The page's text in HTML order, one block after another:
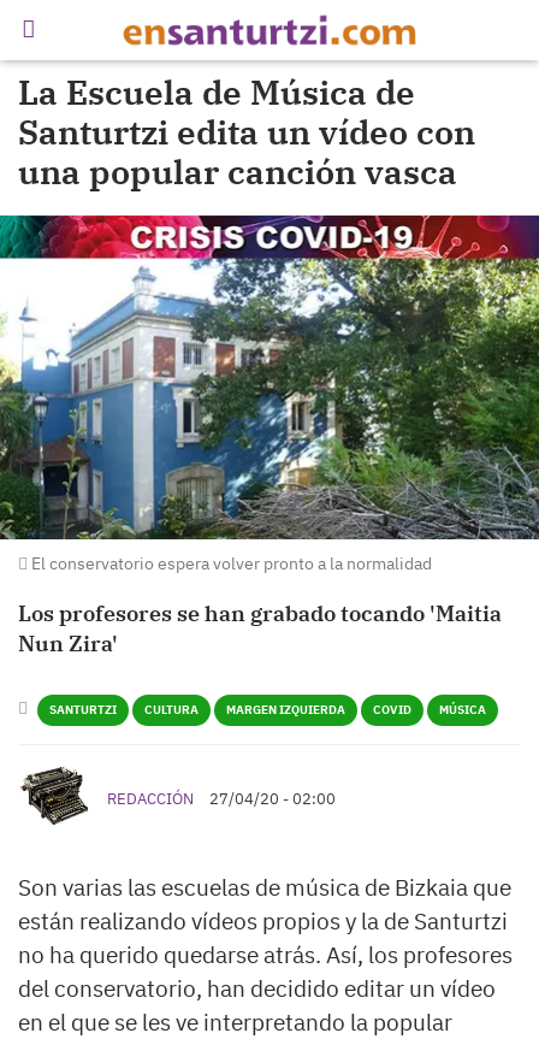
La Escuela de Música de
Santurtzi edita un vídeo con
una popular canción vasca
El conservatorio espera volver pronto a la normalidad
Los profesores se han grabado tocando 'Maitia
Nun Zira'
SANTURTZI CULTURA MARGEN IZQUIERDA COVID MÚSICA
REDACCIÓN 27/04/20 - 02:00
Son varias las escuelas de música de Bizkaia que
están realizando vídeos propios y la de Santurtzi
no ha querido quedarse atrás. Así, los profesores
del conservatorio, han decidido editar un vídeo
en el que se les ve interpretando la popular